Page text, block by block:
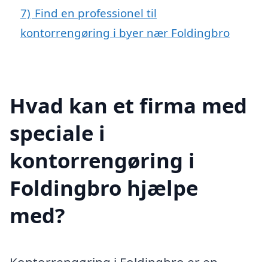
7) Find en professionel til
kontorrengøring i byer nær Foldingbro
Hvad kan et firma med
speciale i
kontorrengøring i
Foldingbro hjælpe
med?